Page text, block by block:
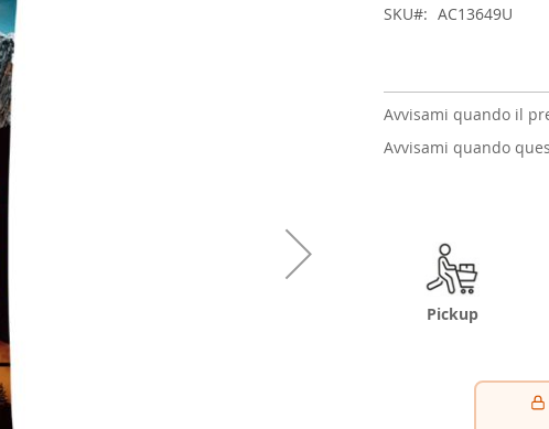
SKU
AC13649U
Avvisami quando il
Avvisami quando
Pickup